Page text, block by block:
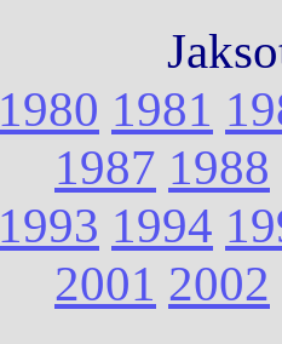
1980 1981
1987 1988
1993 1994
2001 2002